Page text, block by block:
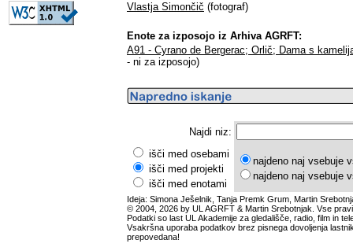
Vlastja Simončič (fotograf)
Enote za izposojo iz Arhiva AGRFT:
A91 - Cyrano de Bergerac; Orlič; Dama s
- ni za izposojo)
Najdi niz:
išči med osebami
išči med projekti
išči med enotami
najdeno naj vsebuje
najdeno naj vsebuje
Ideja: Simona Ješelnik, Tanja Premk Grum, Martin
© 2004, 2026 by UL AGRFT & Martin Srebotnjak. Vse
Podatki so last UL Akademije za gledališče, radio, film in
Vsakršna uporaba podatkov brez pisnega dovoljenja
prepovedana!